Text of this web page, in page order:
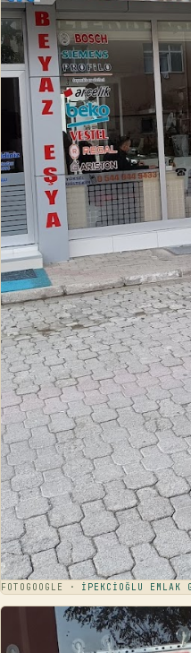
FOTO GOOGLE · İPEKCİOĞLU EMLAK